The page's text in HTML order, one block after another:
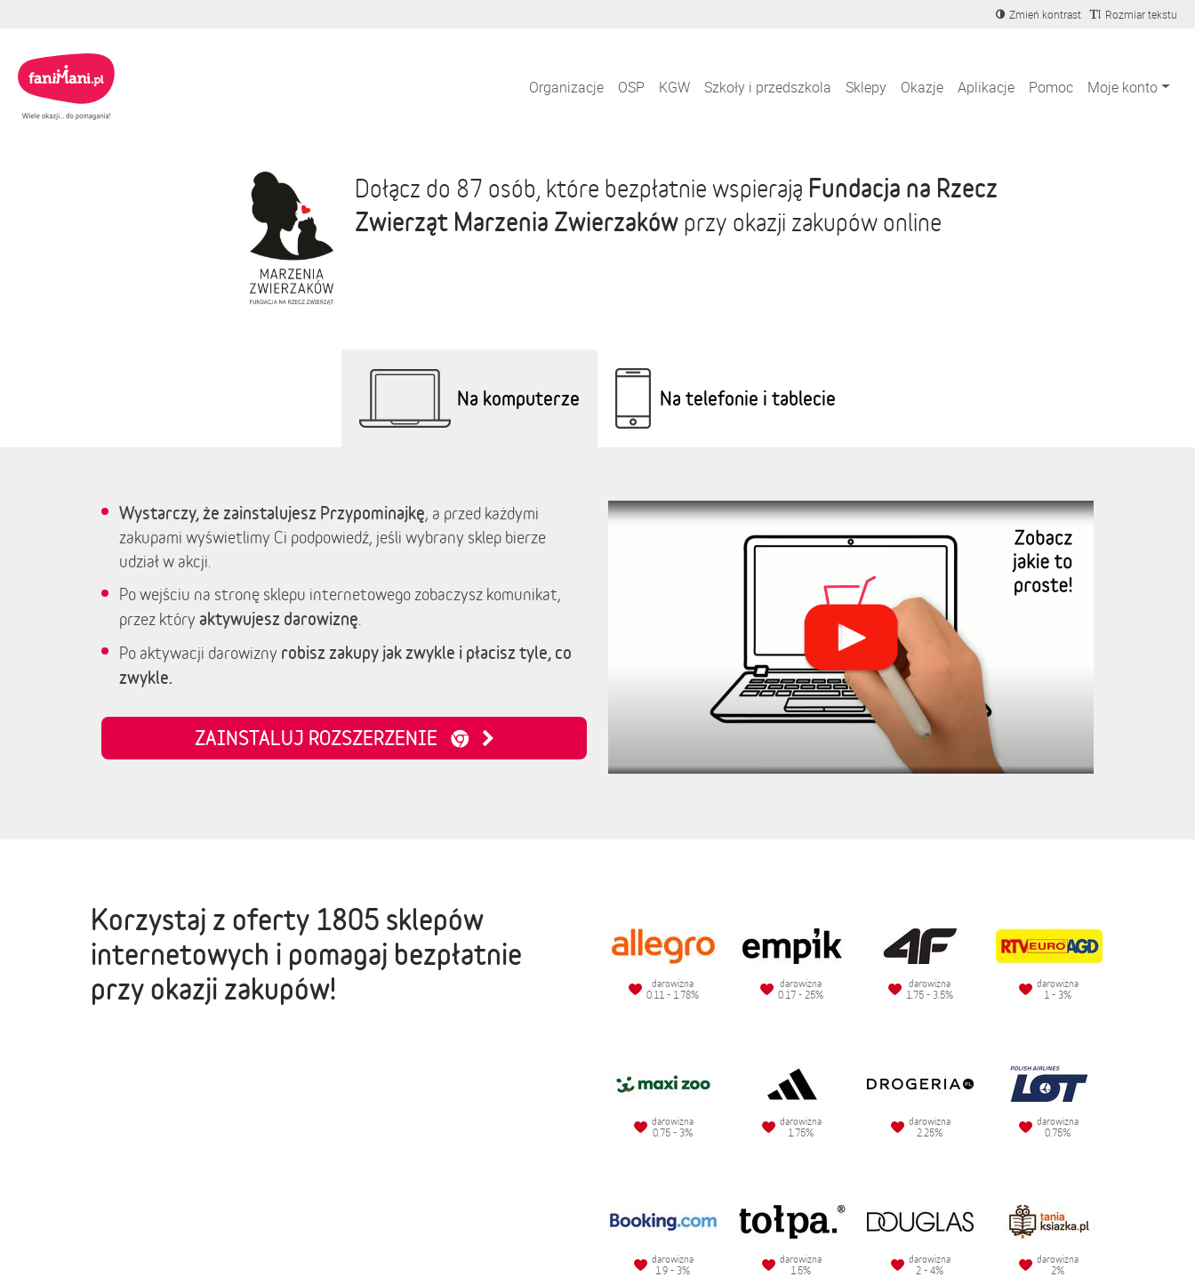
Zmień kontrast Rozmiar tekstu
Organizacje OSP KGW Szkoły i przedszkola Sklepy Okazje Aplikacje Pomoc Moje konto
Dołącz do 87 osób, które bezpłatnie wspierają Fundacja na Rzecz
Zwierząt Marzenia Zwierzaków przy okazji zakupów online
Na komputerze Na telefonie i tablecie
Wystarczy, że zainstalujesz Przypominajkę, a przed każdymi
zakupami wyświetlimy Ci podpowiedź, jeśli wybrany sklep bierze
udział w akcji.
Po wejściu na stronę sklepu internetowego zobaczysz komunikat,
przez który aktywujesz darowiznę
Po aktywacji darowizny robisz zakupy jak zwykle i płacisz tyle, co
zwykle.
ZAINSTALUJ ROZSZERZENIE
Korzystaj z oferty 1805 sklepów
internetowych i pomagaj bezpłatnie
przy okazji zakupów!
darowizna
0.11 - 1.78%
darowizna
0.17 - 25%
darowizna
1.75 - 3.5%
darowizna
1 - 3%
darowizna
0.75 - 3%
darowizna
1.75%
darowizna
2.25%
darowizna
0.75%
darowizna
1.9 - 3%
darowizna
1.5%
darowizna
2 - 4%
darowizna
2%